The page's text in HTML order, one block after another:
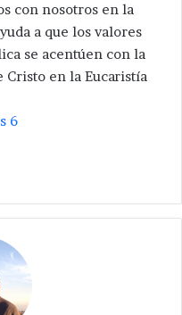
con nosotros en la
a que los valores
se acentúen con la
en la Eucaristía